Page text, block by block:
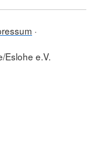
Eslohe e.V.